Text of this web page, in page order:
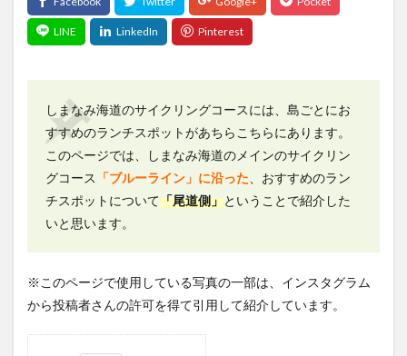
しまなみ海道のサイクリングコースには、島ごとにお
すすめのランチスポットがあちらこちらにあります。
このページでは、しまなみ海道のメインのサイクリン
グコース 「ブルーライン」に沿った 、おすすめのラン
チスポットについて「尾道側」ということで紹介した
いと思います。
※このページで使用している写真の一部は、インスタグラム
から投稿者さんの許可を得て引用して紹介しています。